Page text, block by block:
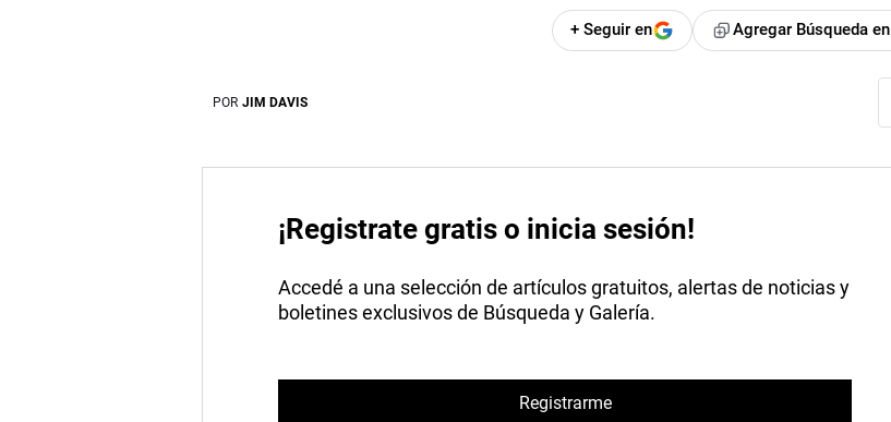
+ Seguir en Agregar Búsqueda en
POR JIM DAVIS
¡Registrate gratis o inicia sesión!
Accedé a una selección de artículos gratuitos, alertas de noticias y
boletines exclusivos de Búsqueda y Galería.
Registrarme